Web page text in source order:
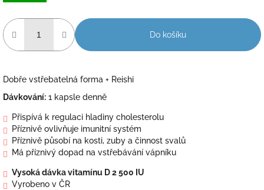
Do košíku
Dobře vstřebatelná forma + Reishi
Dávkování: 1 kapsle denně
Přispívá k regulaci hladiny cholesterolu
Příznivě ovlivňuje imunitní systém
Příznivě působí na kosti, zuby a činnost svalů
Má příznivý dopad na vstřebávání vápníku
Vysoká dávka vitamínu D 2 500 IU
Vyrobeno v ČR